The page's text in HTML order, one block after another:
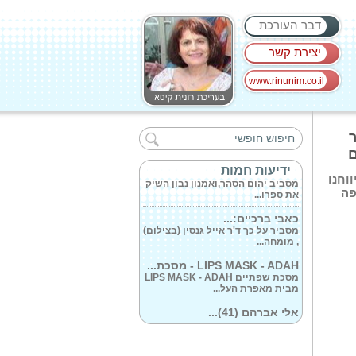
דבר העורכת
יצירת קשר
www.rinunim.co.il
ידיעות חמות
ממרחי הטחינה המתוקים של 'אחוה'
הם לא רק...
'הרומן שלי עם...
מסביב יהום הסהר,ואמנון נבון השיק
את ספרו...
כאבי ברכיים:...
מסביר על כך ד'ר אייל גנסין (בצילום)
, מומחה...
LIPS MASK - ADAH - מסכת...
מסכת שפתיים LIPS MASK - ADAH
מבית מאפרת העל...
אלי אברהם (41)...
מספר אלי אברהם: 'בעבר, לפני